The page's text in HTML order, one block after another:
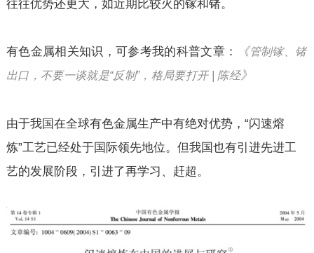
往往优势还更大，如近期比较火的镓和锗。
有色金属相关知识，可参考我的科普文章： 《管制镓、锗
出口，不要一谈就是“反制”，格局要打开 | 陈经》
由于我国在全球有色金属生产中有绝对优势，“闪速熔
炼”工艺已经处于国际领先地位。但我国也有引进先进工
艺的发展阶段，引进了再学习、赶超。